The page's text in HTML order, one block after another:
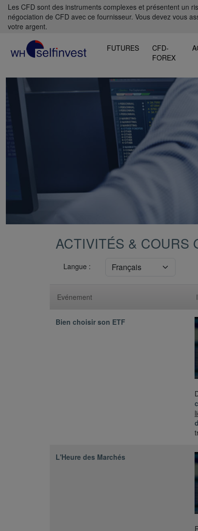
Les CFD sont des instruments complexes et présentent un
négociation de CFD avec ce fournisseur. Vous devez vous
votre argent.
FUTURES
CFD-
FOREX
ACTIVITÉS & COURS
Langue :
Evénement
Bien choisir son ETF
L'Heure des Marchés